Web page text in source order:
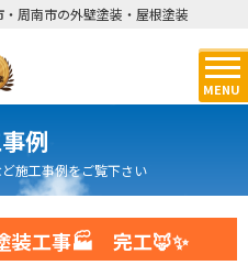
周南市の外壁塗装・屋根塗装
MENU
例
施工事例をご覧下さい
装工事🏭 完工🦊✨